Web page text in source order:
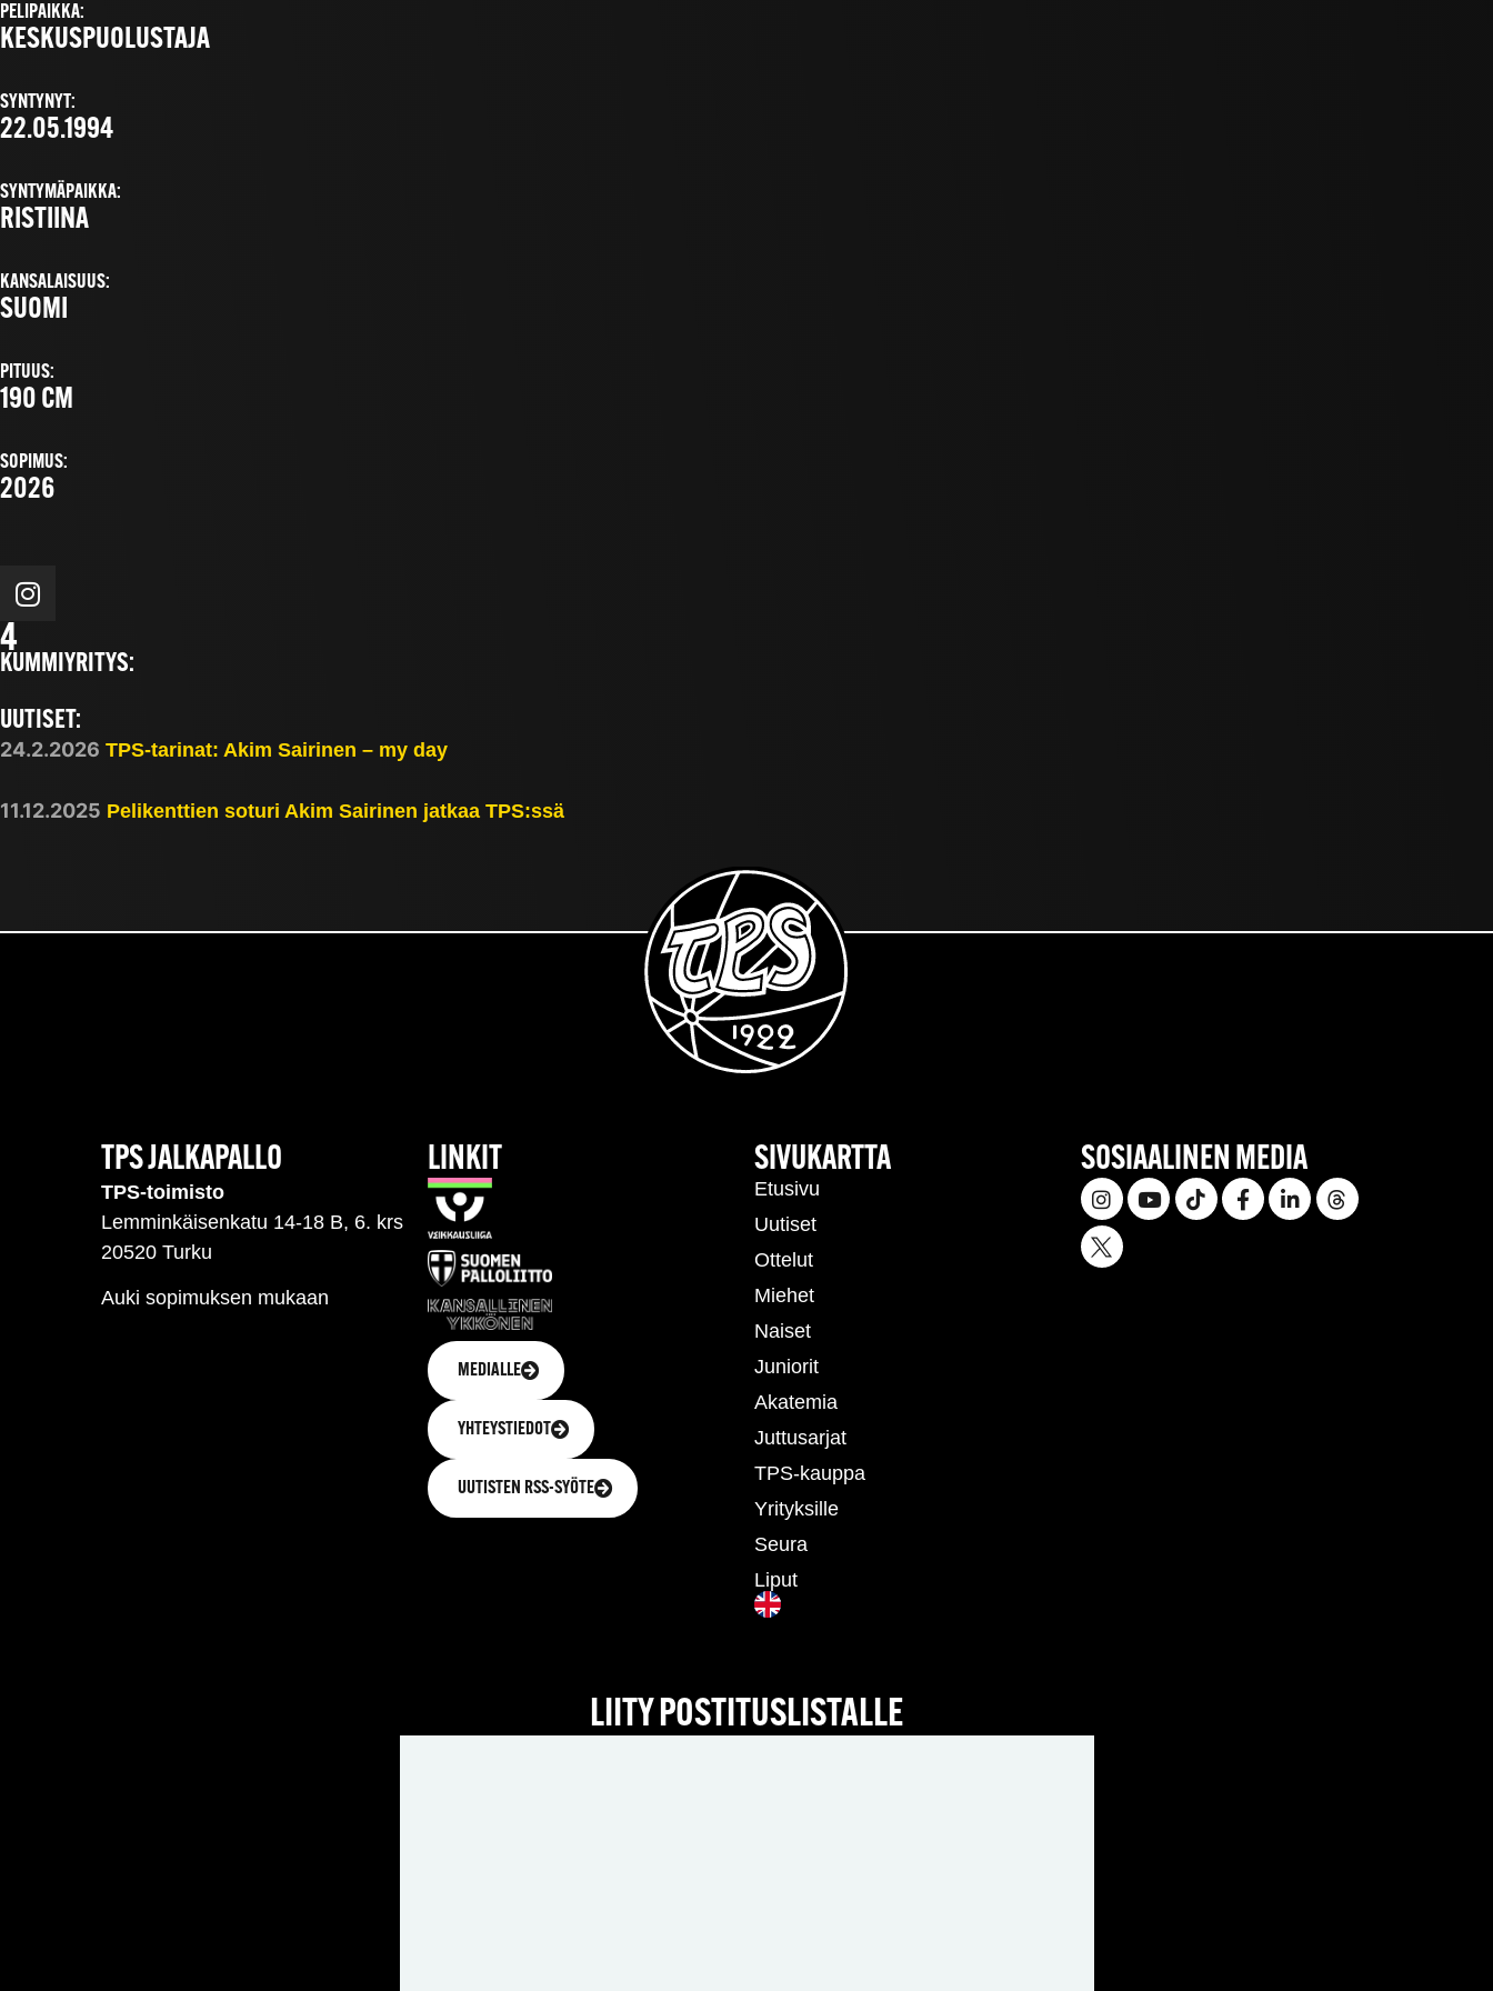
PELIPAIKKA:
KESKUSPUOLUSTAJA
SYNTYNYT:
22.05.1994
SYNTYMÄPAIKKA:
RISTIINA
KANSALAISUUS:
SUOMI
PITUUS:
190 CM
SOPIMUS:
2026
4
KUMMIYRITYS:
UUTISET:
24.2.2026 TPS-tarinat: Akim Sairinen – my day
11.12.2025 Pelikenttien soturi Akim Sairinen jatkaa TPS:ssä
TPS JALKAPALLO
TPS-toimisto
Lemminkäisenkatu 14-18 B, 6. krs
20520 Turku
Auki sopimuksen mukaan
LINKIT
MEDIALLE
YHTEYSTIEDOT
UUTISTEN RSS-SYÖTE
SIVUKARTTA
Etusivu
Uutiset
Ottelut
Miehet
Naiset
Juniorit
Akatemia
Juttusarjat
TPS-kauppa
Yrityksille
Seura
Liput
SOSIAALINEN MEDIA
LIITY POSTITUSLISTALLE